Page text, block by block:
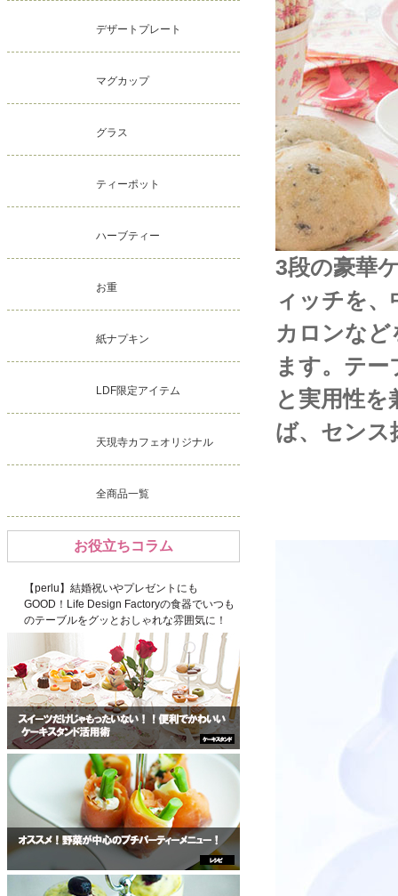
3段の豪華
ィッチを
カロンな
ます。テ
と実用性
ば、センス
デザートプレート
マグカップ
グラス
ティーポット
ハーブティー
お重
紙ナプキン
LDF限定アイテム
天現寺カフェオリジナル
全商品一覧
お役立ちコラム
【perlu】結婚祝いやプレゼントにも
GOOD！Life Design Factoryの食器でいつも
のテーブルをグッとおしゃれな雰囲気に！